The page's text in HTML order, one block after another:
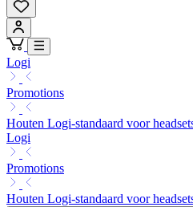
Logi
Promotions
Houten Logi-standaard voor
Logi
Promotions
Houten Logi-standaard voor